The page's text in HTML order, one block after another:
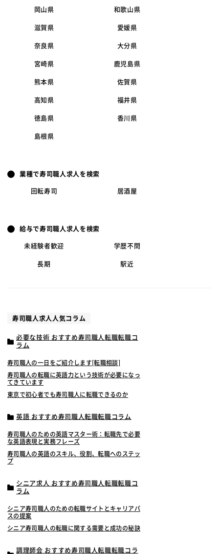
岡山県 和歌山県
滋賀県 愛媛県
奈良県 大分県
宮崎県 鹿児島県
熊本県 佐賀県
高知県 福井県
徳島県 香川県
島根県
業種で寿司職人求人を検索
回転寿司 居酒屋
給与で寿司職人求人を検索
未経験者歓迎 学歴不問
長期 駅近
寿司職人求人人気コラム
必要な技術 おすすめ寿司職人転職転職コ
ラム
寿司職人の一日をご紹介します[転職相談]
寿司職人の転職に英語力という技術が必要になっ
てきています
東京で初心者でも寿司職人に転職できるのか
英語 おすすめ寿司職人転職転職コラム
寿司職人のための英語マスター術：転職先で必要
な英語表現と実務フレーズ
寿司職人の英語のスキル、役割、転職へのステッ
プ
シニア求人 おすすめ寿司職人転職転職コ
ラム
シニア寿司職人のための転職サイトとキャリアパ
スの提案
シニア寿司職人の転職に関する需要と成功の秘訣
調理師会 おすすめ寿司職人転職転職コラ